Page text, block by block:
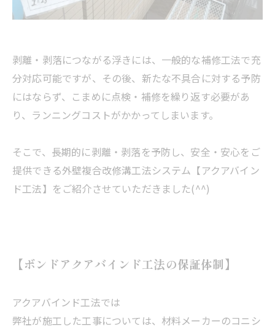
剥離・剥落につながる浮きには、一般的な補修工法で充
分対応可能ですが、その後、新たな不具合に対する予防
にはならず、こまめに点検・補修を繰り返す必要があ
り、ランニングコストがかかってしまいます。
そこで、長期的に剥離・剥落を予防し、安全・安心をご
提供できる外壁複合改修溝工法システム【アクアバイン
ド工法】をご紹介させていただきました(^^)
【ボンドアクアバインド工法の保証体制】
アクアバインド工法では
弊社が施工した工事については、材料メーカーのコニシ